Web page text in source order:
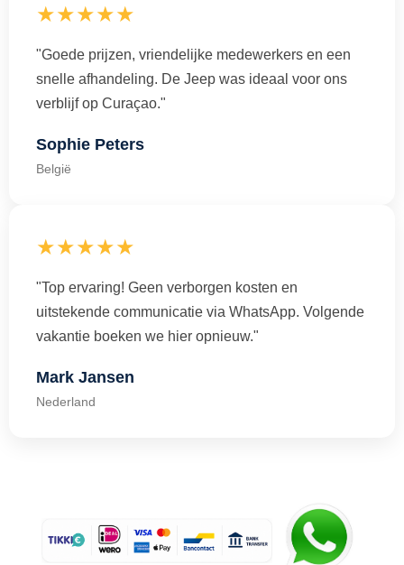
★★★★★
"Goede prijzen, vriendelijke medewerkers en een
snelle afhandeling. De Jeep was ideaal voor ons
verblijf op Curaçao."
Sophie Peters
België
★★★★★
"Top ervaring! Geen verborgen kosten en
uitstekende communicatie via WhatsApp. Volgende
vakantie boeken we hier opnieuw."
Mark Jansen
Nederland